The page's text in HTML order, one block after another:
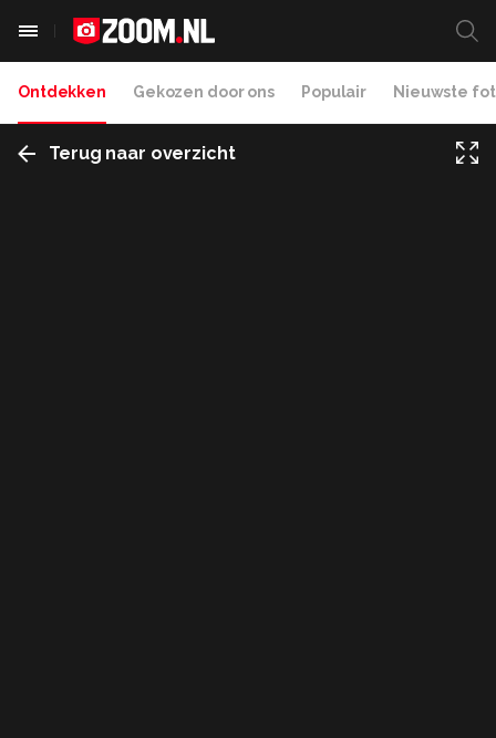
Ontdekken Gekozen door ons Populair Nieuwste
Terug naar overzicht